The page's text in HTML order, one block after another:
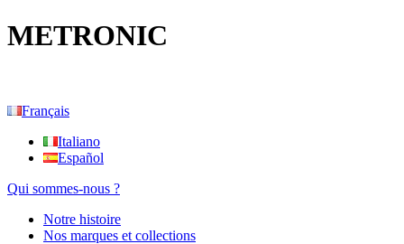
METRONIC
Français
Italiano
Español
Qui sommes-nous ?
Notre histoire
Nos marques et collections